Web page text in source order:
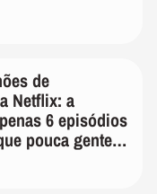
de
Netflix: a
6 episódios
pouca gente